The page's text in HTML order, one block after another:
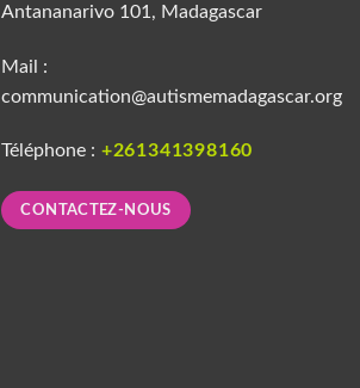
Antananarivo 101, Madagascar
Mail :
communication@autismemadagascar.org
Téléphone : +261341398160
CONTACTEZ-NOUS